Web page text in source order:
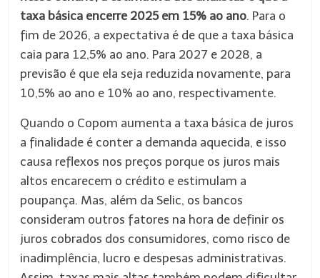
taxa básica encerre 2025 em 15% ao ano. Para o
fim de 2026, a expectativa é de que a taxa básica
caia para 12,5% ao ano. Para 2027 e 2028, a
previsão é que ela seja reduzida novamente, para
10,5% ao ano e 10% ao ano, respectivamente.
Quando o Copom aumenta a taxa básica de juros
a finalidade é conter a demanda aquecida, e isso
causa reflexos nos preços porque os juros mais
altos encarecem o crédito e estimulam a
poupança. Mas, além da Selic, os bancos
consideram outros fatores na hora de definir os
juros cobrados dos consumidores, como risco de
inadimplência, lucro e despesas administrativas.